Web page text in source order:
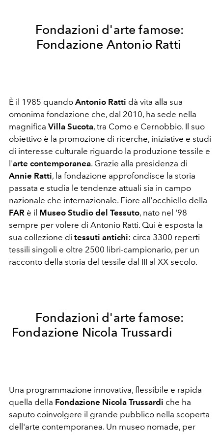
Fondazioni d'arte famose:
Fondazione Antonio Ratti
È il 1985 quando Antonio Ratti dà vita alla sua
omonima fondazione che, dal 2010, ha sede nella
magnifica Villa Sucota, tra Como e Cernobbio. Il suo
obiettivo è la promozione di ricerche, iniziative e studi
di interesse culturale riguardo la produzione tessile e
l'arte contemporanea. Grazie alla presidenza di
Annie Ratti, la fondazione approfondisce la storia
passata e studia le tendenze attuali sia in campo
nazionale che internazionale. Fiore all'occhiello della
FAR è il Museo Studio del Tessuto, nato nel '98
sempre per volere di Antonio Ratti. Qui è esposta la
sua collezione di tessuti antichi: circa 3300 reperti
tessili singoli e oltre 2500 libri-campionario, per un
racconto della storia del tessile dal III al XX secolo.
Fondazioni d'arte famose:
Fondazione Nicola Trussardi
Una programmazione innovativa, flessibile e rapida
quella della Fondazione Nicola Trussardi che ha
saputo coinvolgere il grande pubblico nella scoperta
dell'arte contemporanea. Un museo nomade, per